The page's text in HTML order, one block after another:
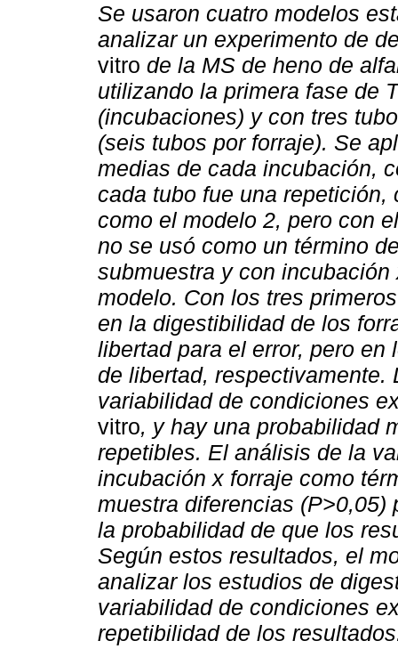
Se usaron cuatro modelos
analizar un experimento de
vitro de la MS de heno de
utilizando la primera fase de
(incubaciones) y con tres
(seis tubos por forraje). Se
medias de cada incubación,
cada tubo fue una
como el modelo 2, pero con
no se usó como un término
submuestra y con
modelo. Con los tres
en la digestibilidad de los
libertad para el error, pero
de libertad,
variabilidad de condiciones
vitro, y hay una probabilidad
repetibles. El análisis de la
incubación x forraje como
muestra diferencias (P>0,05)
la probabilidad de que los
Según estos resultados, el
analizar los estudios de
variabilidad de condiciones
repetibilidad de los